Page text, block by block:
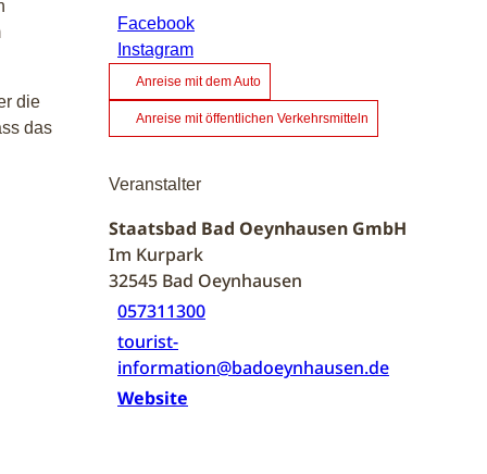
die
das
Facebook
Instagram
Anreise mit dem Auto
Anreise mit öffentlichen Verkehrsmitteln
Veranstalter
Staatsbad Bad Oeynhausen GmbH
Im Kurpark
32545 Bad Oeynhausen
057311300
tourist-
information@badoeynhausen.de
Website